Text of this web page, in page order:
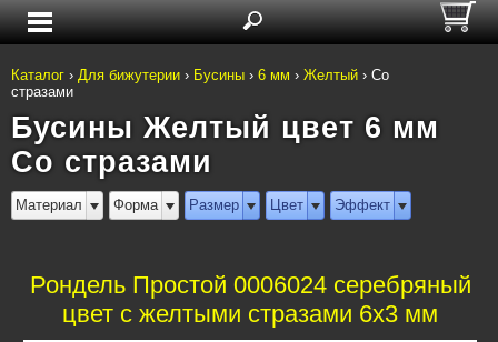
Каталог › Для бижутерии › Бусины › 6 мм › Желтый › Со
стразами
Бусины Желтый цвет 6 мм
Со стразами
Материал Форма Размер Цвет Эффект
Рондель Простой 0006024 серебряный
цвет с желтыми стразами 6x3 мм